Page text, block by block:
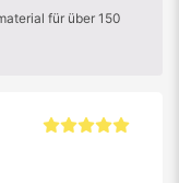
für über 150